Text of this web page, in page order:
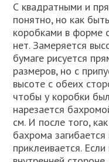
С квадратными и
понятно, но как
коробками в форме
нет. Замеряется
бумаге рисуется
размеров, но с
высоте с обеих
чтобы у коробки
нарезается
см. И после того,
бахрома
приклеивается.